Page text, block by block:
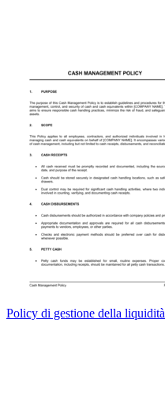
Policy di gestione della liquidità